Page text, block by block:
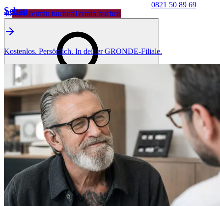
0821 50 89 69
40Jetzt Termin buchenTermin buchen
Sehen
Kostenlos. Persönlich. In deiner GRONDE-Filiale.